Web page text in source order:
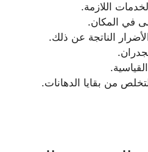
اللازمة.
في المكان.
الناتجة عن ذلك.
من بقايا الدهانات.